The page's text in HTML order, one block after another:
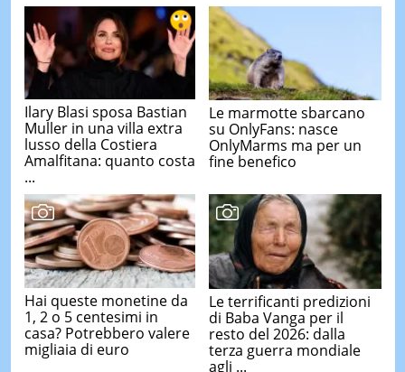
Ilary Blasi sposa Bastian
Muller in una villa extra
lusso della Costiera
Amalfitana: quanto costa
...
Le marmotte sbarcano
su OnlyFans: nasce
OnlyMarms ma per un
fine benefico
Hai queste monetine da
1, 2 o 5 centesimi in
casa? Potrebbero valere
migliaia di euro
Le terrificanti predizioni
di Baba Vanga per il
resto del 2026: dalla
terza guerra mondiale
agli ...